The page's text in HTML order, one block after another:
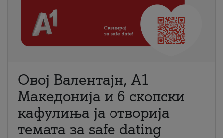
Овој Валентајн, A1
Македонија и 6 скопски
кафулиња ја отворија
темата за safe dating